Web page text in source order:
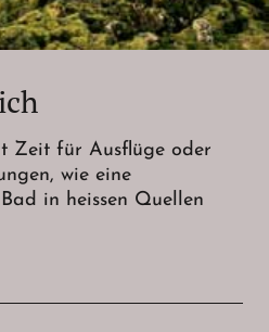
Zeit für Ausflüge oder
wie eine
in heissen Quellen